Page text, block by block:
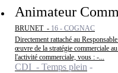
Animateur
BRUNET - 16 - COGNAC
Directement rattaché au
œuvre de la stratégie commerciale
l'activité commerciale, vous : -...
CDI - Temps plein